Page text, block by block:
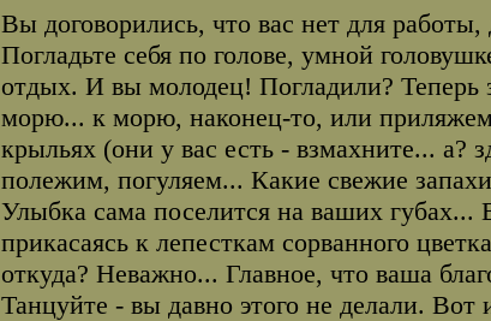
Вы договорились, что вас нет для
Погладьте себя по голове, умной
отдых. И вы молодец! Погладили? Теперь
морю... к морю, наконец-то, или приляжем
крыльях (они у вас есть - взмахните...
полежим, погуляем... Какие свежие
Улыбка сама поселится на ваших
прикасаясь к лепесткам сорванного
откуда? Неважно... Главное, что ваша
Танцуйте - вы давно этого не делали. Вот